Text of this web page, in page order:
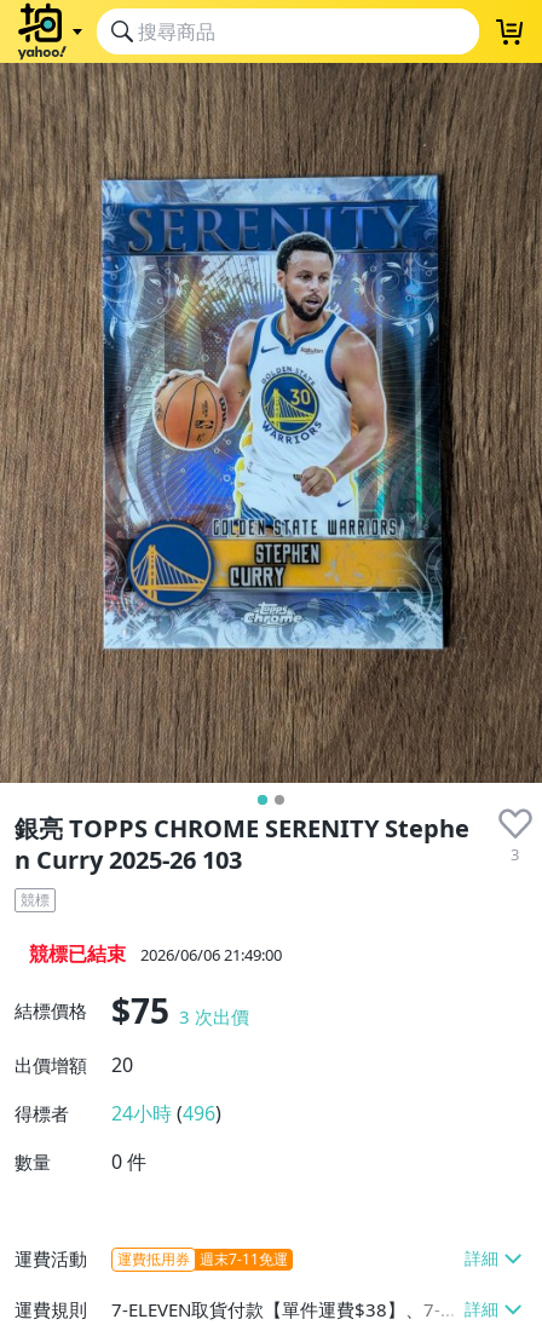
銀亮 TOPPS CHROME SERENITY Stephe
n Curry 2025-26 103
3
競標
競標已結束 2026/06/06 21:49:00
結標價格 $75 3 次出價
出價增額
20
得標者 24小時(496)
數量 0件
運費活動 運費抵用券 週末7-11免運
運費規則
7-ELEVEN取貨付款【單件運費$38】、7-EL